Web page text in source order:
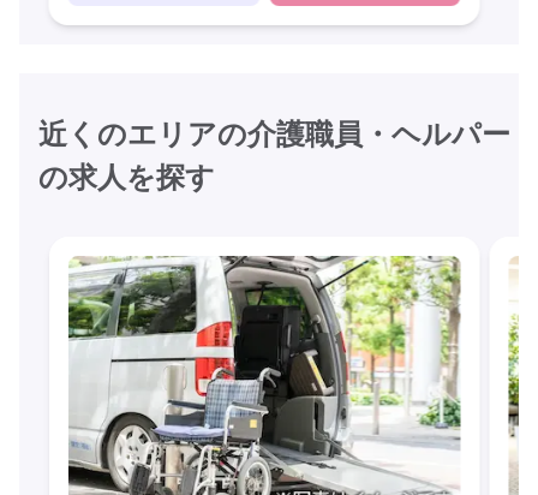
近くのエリアの介護職員・ヘルパー
の求人を探す